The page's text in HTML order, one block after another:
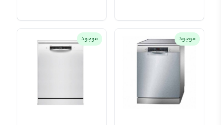
موجود موجود